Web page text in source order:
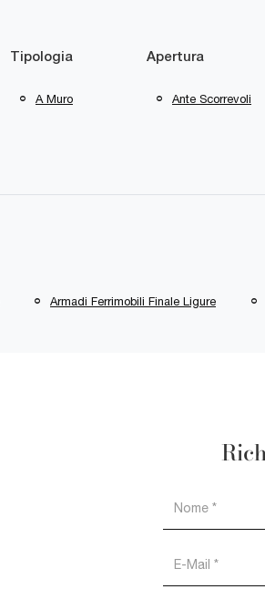
Tipologia
A Muro
Apertura
Ante Scorrevoli
Armadi Ferrimobili Finale Ligure